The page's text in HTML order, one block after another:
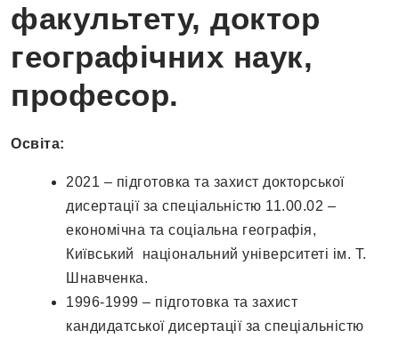
факультету, доктор
географічних наук,
професор.
Освіта:
2021 – підготовка та захист докторської
дисертації за спеціальністю 11.00.02 –
економічна та соціальна географія,
Київський національний університеті ім. Т.
Шнавченка.
1996-1999 – підготовка та захист
кандидатської дисертації за спеціальністю